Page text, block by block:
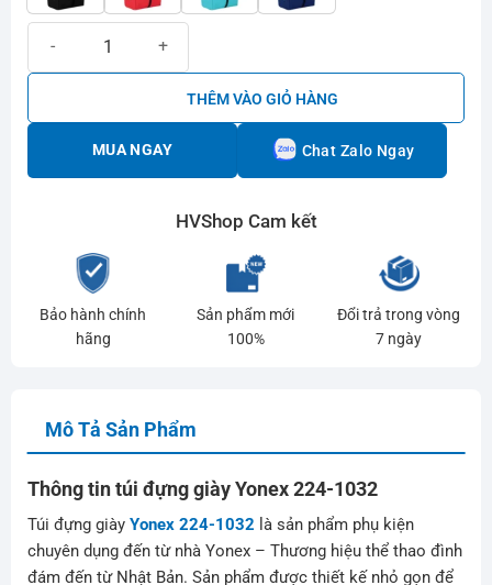
THÊM VÀO GIỎ HÀNG
MUA NGAY Chat Zalo Ngay
HVShop Cam kết
Bảo hành chính
hãng
Sản phẩm mới
100%
Đổi trả trong vòng
7 ngày
Mô Tả Sản Phẩm
Thông tin túi đựng giày Yonex 224-1032
Túi đựng giày Yonex 224-1032 là sản phẩm phụ kiện
chuyên dụng đến từ nhà Yonex – Thương hiệu thể thao đình
đám đến từ Nhật Bản. Sản phẩm được thiết kế nhỏ gọn để